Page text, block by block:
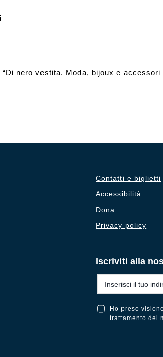
nero vestita. Moda, bijoux e
Contatti e biglietti
Accessibilità
Dona
Privacy policy
Iscriviti alla
Ho preso
trattamento dei